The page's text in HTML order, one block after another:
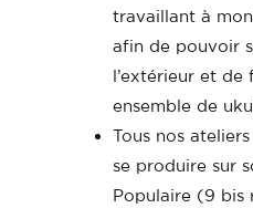
travaillant à
afin de pouvoir
l’extérieur et
ensemble de
Tous nos
se produire sur
Populaire (9 bis